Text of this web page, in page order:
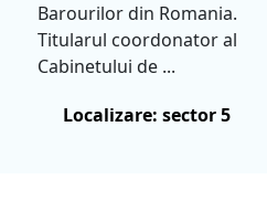
Barourilor din Romania.
Titularul coordonator al
Cabinetului de ...
Localizare: sector 5